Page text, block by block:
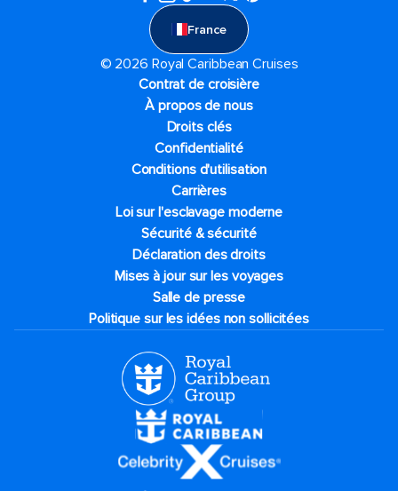
France
© 2026 Royal Caribbean Cruises
Contrat de croisière
À propos de nous
Droits clés
Confidentialité
Conditions d'utilisation
Carrières
Loi sur l'esclavage moderne
Sécurité & sécurité
Déclaration des droits
Mises à jour sur les voyages
Salle de presse
Politique sur les idées non sollicitées